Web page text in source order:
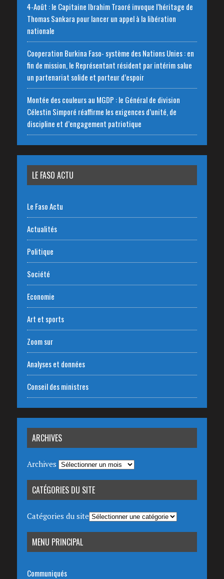
4-Août : le Capitaine Ibrahim Traoré invoque l’héritage de
Thomas Sankara pour lancer un appel à la libération
nationale
‎Cooperation Burkina Faso- système des Nations Unies : en
fin de mission, le Représentant résident par intérim salue
un partenariat solide et porteur d’espoir
Montée des couleurs au MGDP : le Général de division
Célestin Simporé réaffirme les exigences d’unité, de
discipline et d’engagement patriotique
LE FASO ACTU
Le Faso Actu
Actualités
Politique
Société
Economie
Art et sports
Zoom sur
Analyses et données
Conseil des ministres
ARCHIVES
Archives
CATÉGORIES DU SITE
Catégories du site
MENU PRINCIPAL
Communiqués